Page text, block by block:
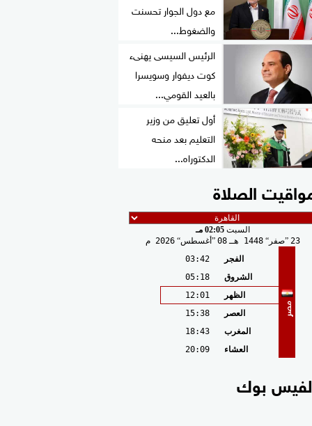
مع دول الجوار تحسنت
والضغوط...
الرئيس السيسى يهنىء
كوت ديفوار وسويسرا
بالعيد القومي...
أول تعليق من وزير
التعليم بعد منحه
الدكتوراه...
الصلاة
السبت 02:05 مـ
23 صفر 1448 هـ 08 أغسطس 2026 م
مصر
الفجر
03:42
الشروق
05:18
الظهر
12:01
العصر
15:38
المغرب
18:43
العشاء
20:09
بوك